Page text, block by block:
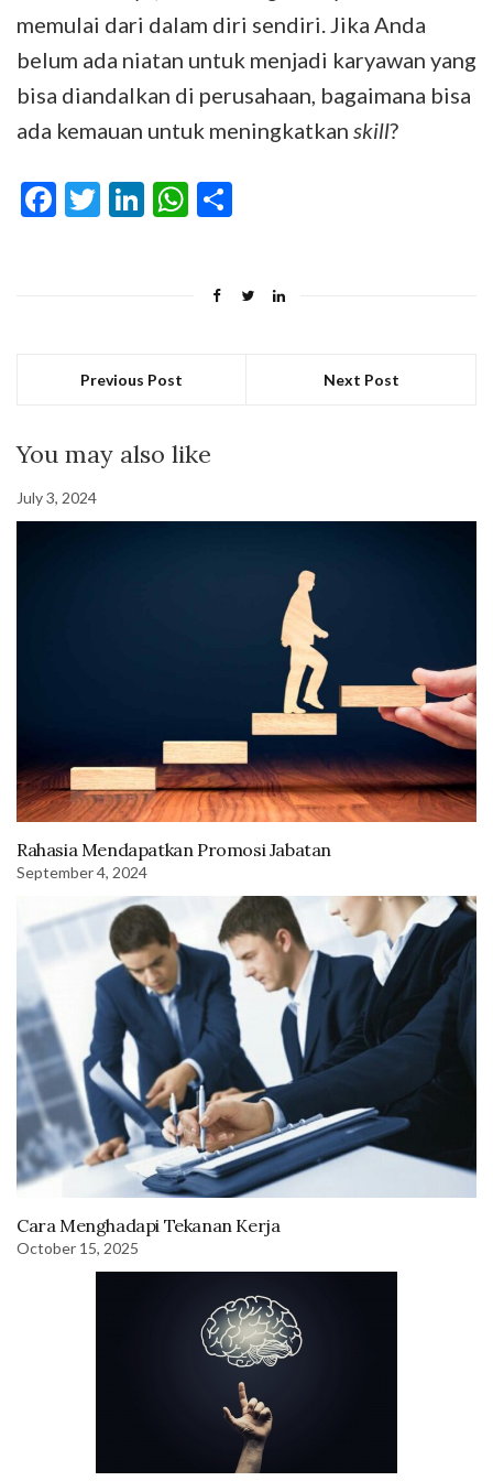
memulai dari dalam diri sendiri. Jika Anda
belum ada niatan untuk menjadi karyawan yang
bisa diandalkan di perusahaan, bagaimana bisa
ada kemauan untuk meningkatkan skill?
Facebook
Twitter
LinkedIn
WhatsApp
Previous Post Next Post
You may also like
July 3, 2024
Rahasia Mendapatkan Promosi Jabatan
September 4, 2024
Cara Menghadapi Tekanan Kerja
October 15, 2025